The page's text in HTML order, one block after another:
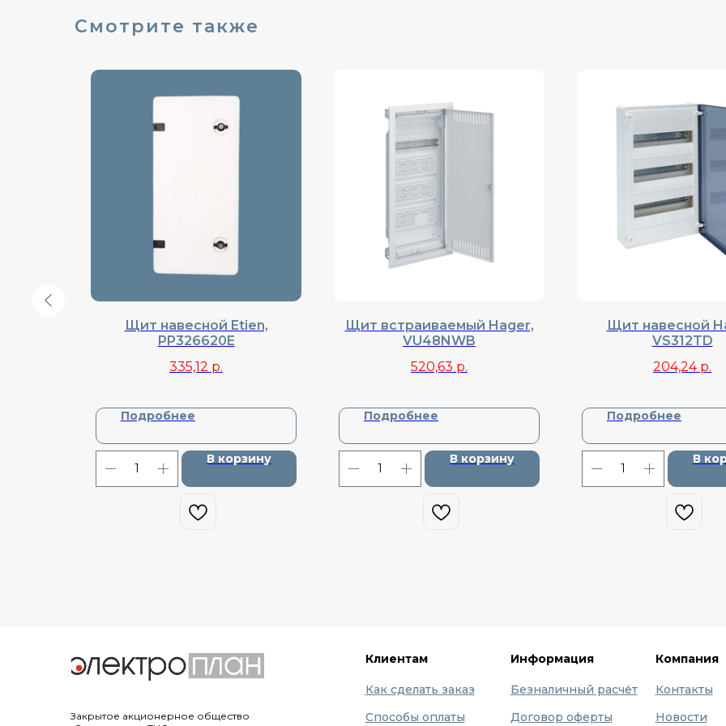
Смотрите также
Щит навесной Etien,
PP326620E
335,12 р.
Подробнее
В корзину
Щит встраиваемый Hager,
VU48NWB
520,63 р.
Подробнее
В корзину
Щит навесной
VS312TD
204,24 р.
Подробнее
В
Закрытое акционерное общество
Клиентам
Как сделать заказ
Способы оплаты
Информация
Безналичный расчёт
Договор оферты
Компания
Контакты
Новости